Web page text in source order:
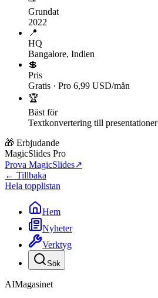
Grundat
2022
📍
HQ
Bangalore, Indien
💲
Pris
Gratis · Pro 6,99 USD/mån
🏆
Bäst för
Textkonvertering till presentationer
🎁 Erbjudande
MagicSlides Pro
Prova MagicSlides↗
← Tillbaka
Hela topplistan
Hem
Nyheter
Verktyg
Sök
AIMagasinet